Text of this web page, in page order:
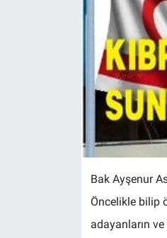
Bak Ayşenur
Öncelikle bilip
adayanların